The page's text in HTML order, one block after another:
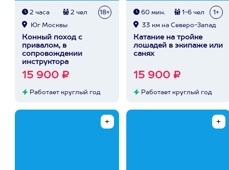
2 часа 2 чел 18+
Юг Москвы
Конный поход с
привалом, в
сопровождении
инструктора
15 900 ₽
Работает круглый год
60 мин. 1-6 чел 1+
33 км на Северо-Запад
Катание на тройке
лошадей в экипаже или
санях
15 900 ₽
Работает круглый год